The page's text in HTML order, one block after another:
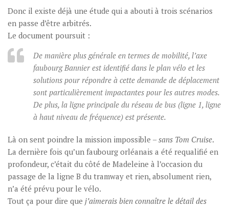
Donc il existe déjà une étude qui a abouti à trois scénarios
en passe d’être arbitrés.
Le document poursuit :
De manière plus générale en termes de mobilité, l’axe
faubourg Bannier est identifié dans le plan vélo et les
solutions pour répondre à cette demande de déplacement
sont particulièrement impactantes pour les autres modes.
De plus, la ligne principale du réseau de bus (ligne 1, ligne
à haut niveau de fréquence) est présente.
Là on sent poindre la mission impossible –sans Tom Cruise.
La dernière fois qu’un faubourg orléanais a été requalifié en
profondeur, c’était du côté de Madeleine à l’occasion du
passage de la ligne B du tramway et rien, absolument rien,
n’a été prévu pour le vélo.
Tout ça pour dire que j’aimerais bien connaître le détail des